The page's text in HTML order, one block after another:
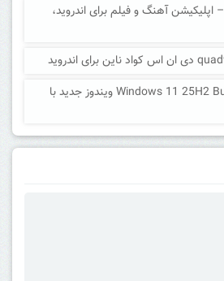
دانلود آیروموزیک 5.5.1 – اپلیکیشن آهنگ و فیلم برای اندروید،
دانلود Windows 11 25H2 Build 27774.1000 ویندوز جدید با